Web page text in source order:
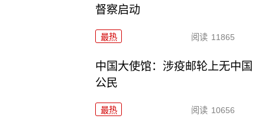
督察启动
最热 阅读 11865
中国大使馆：涉疫邮轮上无中国
公民
最热 阅读 10656